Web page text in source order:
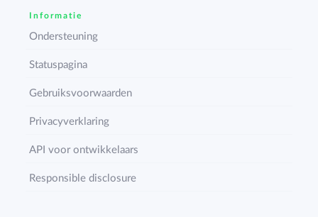
Informatie
Ondersteuning
Statuspagina
Gebruiksvoorwaarden
Privacyverklaring
API voor ontwikkelaars
Responsible disclosure